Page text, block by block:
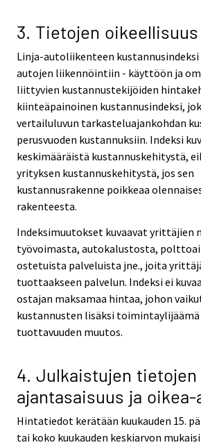
3. Tietojen
Linja-autoliikenteen
autojen liikennöintiin - käyttöön ja
liittyvien kustannustekijöiden
kiinteäpainoinen kustannusindeksi,
vertailuluvun tarkasteluajankohdan
perusvuoden kustannuksiin. Indeksi
keskimääräistä kustannuskehitystä,
yrityksen kustannuskehitystä, jos sen
kustannusrakenne poikkeaa
rakenteesta.
Indeksimuutokset kuvaavat yrittäjien
työvoimasta, autokalustosta,
ostetuista palveluista jne., joita
tuottaakseen palvelun. Indeksi ei
ostajan maksamaa hintaa, johon
kustannusten lisäksi toimintaylijäämä
tuottavuuden muutos.
4. Julkaistujen tietojen
ajantasaisuus ja
Hintatiedot kerätään kuukauden 15.
tai koko kuukauden keskiarvon